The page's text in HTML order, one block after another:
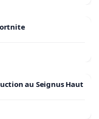
au Seignus Haut